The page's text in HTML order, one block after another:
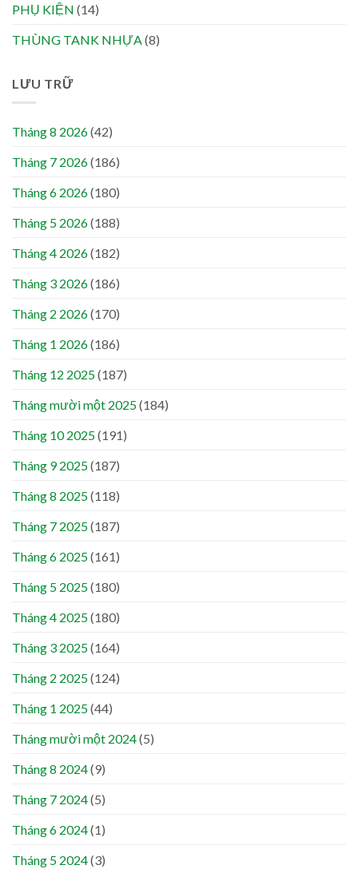
PHỤ KIỆN (14)
THÙNG TANK NHỰA (8)
LƯU TRỮ
Tháng 8 2026(42)
Tháng 7 2026(186)
Tháng 6 2026(180)
Tháng 5 2026(188)
Tháng 4 2026(182)
Tháng 3 2026(186)
Tháng 2 2026(170)
Tháng 1 2026(186)
Tháng 12 2025(187)
Tháng mười một 2025(184)
Tháng 10 2025(191)
Tháng 9 2025(187)
Tháng 8 2025(118)
Tháng 7 2025(187)
Tháng 6 2025(161)
Tháng 5 2025(180)
Tháng 4 2025(180)
Tháng 3 2025(164)
Tháng 2 2025(124)
Tháng 1 2025(44)
Tháng mười một 2024(5)
Tháng 8 2024(9)
Tháng 7 2024(5)
Tháng 6 2024(1)
Tháng 5 2024(3)